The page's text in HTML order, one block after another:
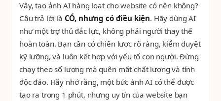
Vậy, tạo ảnh AI hàng loạt cho website có nên không?
Câu trả lời là CÓ, nhưng có điều kiện. Hãy dùng AI
như một trợ thủ đắc lực, không phải người thay thế
hoàn toàn. Bạn cần có chiến lược rõ ràng, kiểm duyệt
kỹ lưỡng, và luôn kết hợp với yếu tố con người. Đừng
chạy theo số lượng mà quên mất chất lượng và tính
độc đáo. Hãy nhớ rằng, một bức ảnh AI có thể được
tạo ra trong 1 phút, nhưng uy tín của website bạn